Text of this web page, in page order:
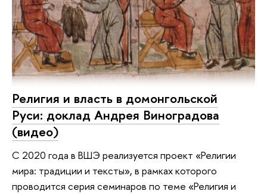
Религия и власть в домонгольской
Руси: доклад Андрея Виноградова
(видео)
С 2020 года в ВШЭ реализуется проект «Религии
мира: традиции и тексты», в рамках которого
проводится серия семинаров по теме «Религия и